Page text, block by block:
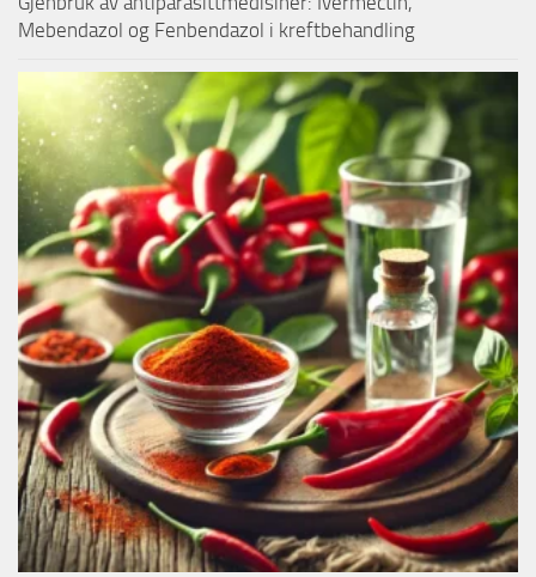
Mebendazol og Fenbendazol i kreftbehandling